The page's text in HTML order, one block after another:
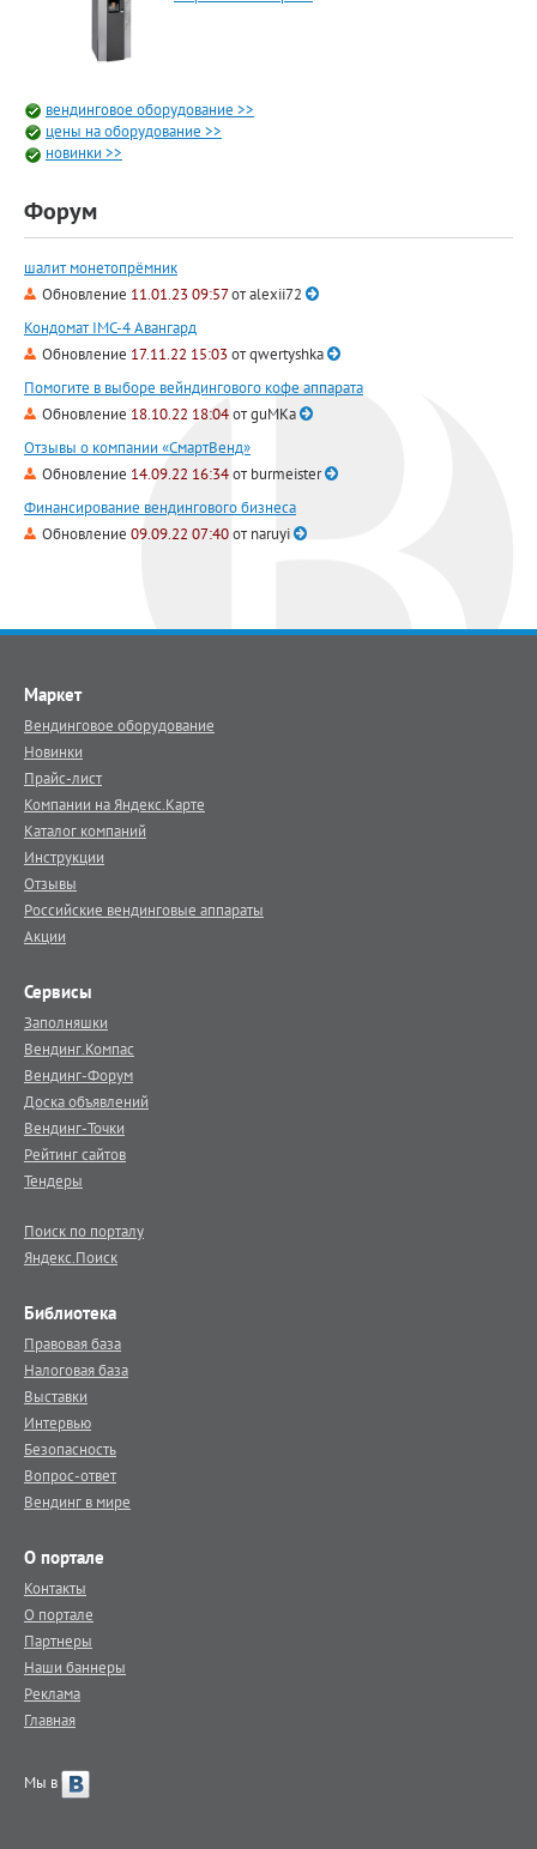
вендинговое оборудование >>
цены на оборудование >>
новинки >>
Форум
шалит монетопрёмник
Обновление 11.01.23 09:57отalexii72
Кондомат IMC-4 Авангард
Обновление 17.11.22 15:03 отqwertyshka
Помогите в выборе вейндингового кофе аппарата
Обновление 18.10.22 18:04отguMKa
Отзывы о компании «СмартВенд»
Обновление 14.09.22 16:34отburmeister
Финансирование вендингового бизнеса
Обновление 09.09.22 07:40отnaruyi
Маркет
Вендинговое оборудование
Новинки
Прайс-лист
Компании на Яндекс.Карте
Каталог компаний
Инструкции
Отзывы
Российские вендинговые аппараты
Акции
Сервисы
Заполняшки
Вендинг.Компас
Вендинг-Форум
Доска объявлений
Вендинг-Точки
Рейтинг сайтов
Тендеры
Поиск по порталу
Яндекс.Поиск
Библиотека
Правовая база
Налоговая база
Выставки
Интервью
Безопасность
Вопрос-ответ
Вендинг в мире
О портале
Контакты
О портале
Партнеры
Наши баннеры
Реклама
Главная
Мы в